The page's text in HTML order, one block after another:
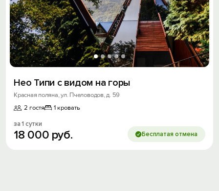
Нео Типи с видом на горы
Красная поляна, ул. Пчеловодов, д. 59
2 гостя
1 кровать
за 1 сутки
18 000 руб. Бесплатая отмена